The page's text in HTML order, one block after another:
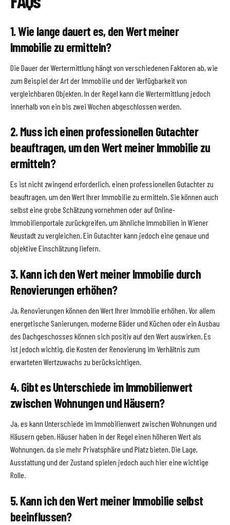
1. Wie lange dauert es, den Wert meiner
Immobilie zu ermitteln?
Die Dauer der Wertermittlung hängt von verschiedenen Faktoren ab, wie
zum Beispiel der Art der Immobilie und der Verfügbarkeit von
vergleichbaren Objekten. In der Regel kann die Wertermittlung jedoch
innerhalb von ein bis zwei Wochen abgeschlossen werden.
2. Muss ich einen professionellen Gutachter
beauftragen, um den Wert meiner Immobilie zu
ermitteln?
Es ist nicht zwingend erforderlich, einen professionellen Gutachter zu
beauftragen, um den Wert Ihrer Immobilie zu ermitteln. Sie können auch
selbst eine grobe Schätzung vornehmen oder auf Online-
Immobilienportale zurückgreifen, um ähnliche Immobilien in Wiener
Neustadt zu vergleichen. Ein Gutachter kann jedoch eine genaue und
objektive Einschätzung liefern.
3. Kann ich den Wert meiner Immobilie durch
Renovierungen erhöhen?
Ja, Renovierungen können den Wert Ihrer Immobilie erhöhen. Vor allem
energetische Sanierungen, moderne Bäder und Küchen oder ein Ausbau
des Dachgeschosses können sich positiv auf den Wert auswirken. Es
ist jedoch wichtig, die Kosten der Renovierung im Verhältnis zum
erwarteten Wertzuwachs zu berücksichtigen.
4. Gibt es Unterschiede im Immobilienwert
zwischen Wohnungen und Häusern?
Ja, es kann Unterschiede im Immobilienwert zwischen Wohnungen und
Häusern geben. Häuser haben in der Regel einen höheren Wert als
Wohnungen, da sie mehr Privatsphäre und Platz bieten. Die Lage,
Ausstattung und der Zustand spielen jedoch auch hier eine wichtige
Rolle.
5. Kann ich den Wert meiner Immobilie selbst
beeinflussen?